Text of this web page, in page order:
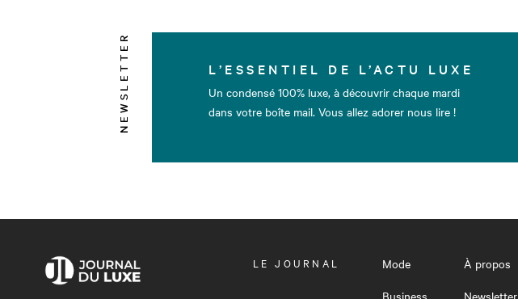
NEWSLETTER L’ESSENTIEL DE L’ACTU LUXE
Un condensé 100% luxe, à découvrir chaque mardi
dans votre boîte mail. Vous allez adorer nous lire !
OUVRIR
LE JOURNAL
Mode
Business
À propos
Newsletter